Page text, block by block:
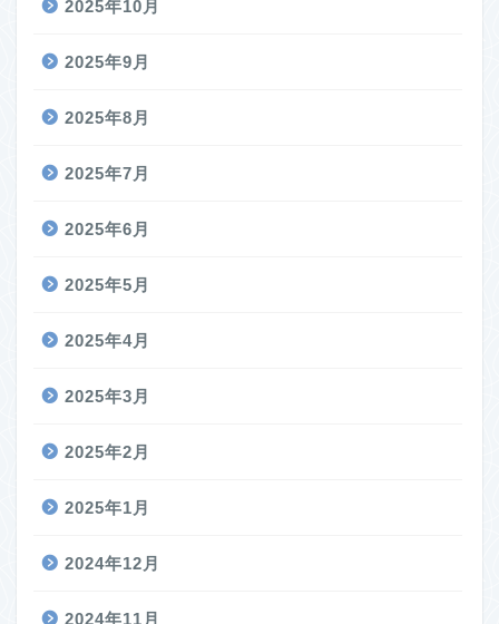
2025年10月
2025年9月
2025年8月
2025年7月
2025年6月
2025年5月
2025年4月
2025年3月
2025年2月
2025年1月
2024年12月
2024年11月